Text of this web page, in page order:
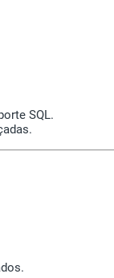
SQL.